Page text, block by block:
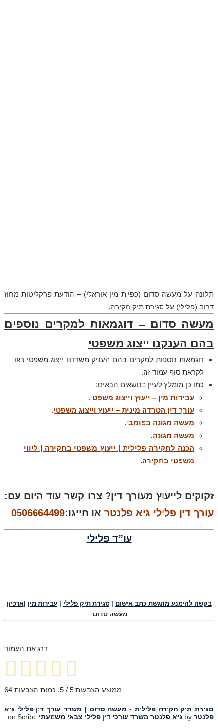
תלונה על מעשה סדום (כפיית מין אוראלי) – הודעת פרקליטות מחוז
דרום (פלילי) על סגירת תיק חקירה.
מעשה סדום – דוגמאות למקרים נוספים
בהם הענקנו ייצוג משפטי
דוגמאות נוספות למקרים בהם העניק משרדנו ייצוג משפטי ראו
לקראת סוף עמוד זה.
כמו כן מומלץ לעיין בנושאים הבאים:
עבירות מין – ייעוץ וייצוג משפטי.
עורך דין הטרדה מינית – ייעוץ וייצוג משפטי.
מעשה מגונה בפומבי.
מעשה מגונה.
הכנה לחקירה פלילית | ייעוץ משפטי בחקירה | ליווי
משפטי בחקירה.
זקוקים לייעוץ מעורך דין? צרו קשר עוד היום עם:
עורך דין פלילי גיא פלנטראו חייגו:0506664499
עו”ד פלילי
בקשה להימנע מהגשת כתב אישום |סגירת תיק פלילי |עבירות מין |ארכיון
מעשה סדום
דרג את העמוד
ממוצע הצבעות5 / 5. כמות הצבעות 64
סגירת תיק חקירה פלילית - מעשה סדום | משרד עורך דין פלילי גיא
פלנטרby גיא פלנטר משרד עורכי דין פלילי צבאי משמעתי